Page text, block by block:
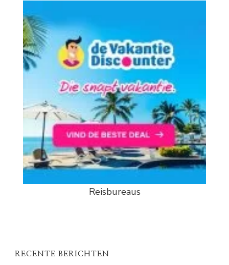
Reisbureaus
RECENTE BERICHTEN